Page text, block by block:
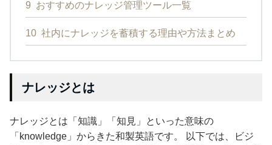
9 おすすめのナレッジ管理ツール一覧
10 社内にナレッジを蓄積する理由や方法まとめ
ナレッジとは
ナレッジとは「知識」「知見」といった意味の
「knowledge」からきた和製英語です。 以下では、ビジ